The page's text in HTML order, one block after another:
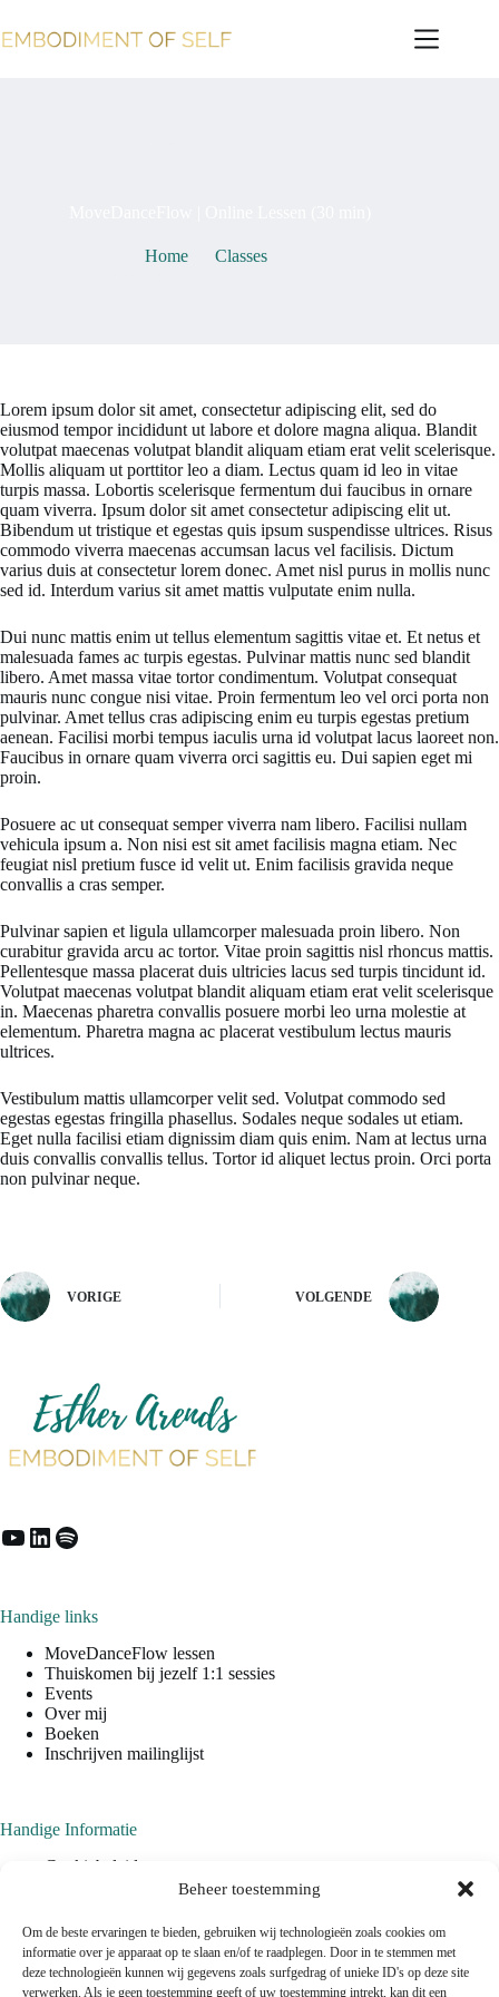
Beheer toestemming
Om de beste ervaringen te bieden, gebruiken wij technologieën zoals cookies om
informatie over je apparaat op te slaan en/of te raadplegen. Door in te stemmen met
deze technologieën kunnen wij gegevens zoals surfgedrag of unieke ID's op deze site
verwerken. Als je geen toestemming geeft of uw toestemming intrekt, kan dit een
naar
de
Home
Classes
Lorem ipsum dolor sit amet, consectetur adipiscing elit, sed do
eiusmod tempor incididunt ut labore et dolore magna aliqua. Blandit
volutpat maecenas volutpat blandit aliquam etiam erat velit scelerisque.
Mollis aliquam ut porttitor leo a diam. Lectus quam id leo in vitae
turpis massa. Lobortis scelerisque fermentum dui faucibus in ornare
quam viverra. Ipsum dolor sit amet consectetur adipiscing elit ut.
Bibendum ut tristique et egestas quis ipsum suspendisse ultrices. Risus
commodo viverra maecenas accumsan lacus vel facilisis. Dictum
varius duis at consectetur lorem donec. Amet nisl purus in mollis nunc
sed id. Interdum varius sit amet mattis vulputate enim nulla.
Dui nunc mattis enim ut tellus elementum sagittis vitae et. Et netus et
malesuada fames ac turpis egestas. Pulvinar mattis nunc sed blandit
libero. Amet massa vitae tortor condimentum. Volutpat consequat
mauris nunc congue nisi vitae. Proin fermentum leo vel orci porta non
pulvinar. Amet tellus cras adipiscing enim eu turpis egestas pretium
aenean. Facilisi morbi tempus iaculis urna id volutpat lacus laoreet non.
Faucibus in ornare quam viverra orci sagittis eu. Dui sapien eget mi
proin.
Posuere ac ut consequat semper viverra nam libero. Facilisi nullam
vehicula ipsum a. Non nisi est sit amet facilisis magna etiam. Nec
feugiat nisl pretium fusce id velit ut. Enim facilisis gravida neque
convallis a cras semper.
Pulvinar sapien et ligula ullamcorper malesuada proin libero. Non
curabitur gravida arcu ac tortor. Vitae proin sagittis nisl rhoncus mattis.
Pellentesque massa placerat duis ultricies lacus sed turpis tincidunt id.
Volutpat maecenas volutpat blandit aliquam etiam erat velit scelerisque
in. Maecenas pharetra convallis posuere morbi leo urna molestie at
elementum. Pharetra magna ac placerat vestibulum lectus mauris
ultrices.
Vestibulum mattis ullamcorper velit sed. Volutpat commodo sed
egestas egestas fringilla phasellus. Sodales neque sodales ut etiam.
Eget nulla facilisi etiam dignissim diam quis enim. Nam at lectus urna
duis convallis convallis tellus. Tortor id aliquet lectus proin. Orci porta
non pulvinar neque.
VORIGE VOLGENDE
YouTube
LinkedIn
Spotify
Handige links
MoveDanceFlow lessen
Thuiskomen bij jezelf 1:1 sessies
Events
Over mij
Boeken
Inschrijven mailinglijst
Handige Informatie
Cookiebeleid